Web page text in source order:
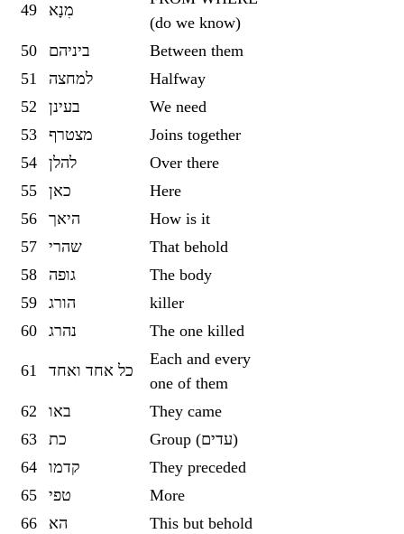
49 מִנָא
(do we know)
50
ביניהם
Between them
51
למחצה
Halfway
52
בעינן
We need
53
מצטרף
Joins together
54
להלן
Over there
55
כאן
Here
56
היאך
How is it
57
שהרי
That behold
58
גופה
The body
59
הורג
killer
60
נהרג The one killed
61 כל אחד ואחד
Each and every
one of them
62
באו
They came
63
כת
Group (עדים)
64
קדמו
They preceded
65
טפי
More
66
הא
This but behold